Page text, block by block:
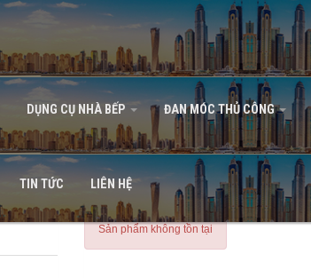
DỤNG CỤ NHÀ BẾP ĐAN MÓC THỦ CÔNG
TIN TỨC LIÊN HỆ
Sản phẩm không tồn tại